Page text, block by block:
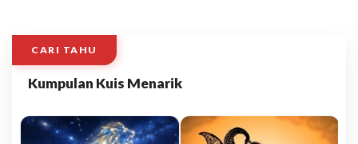
CARI TAHU
Kumpulan Kuis Menarik